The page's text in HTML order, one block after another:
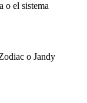
o el sistema
o Jandy